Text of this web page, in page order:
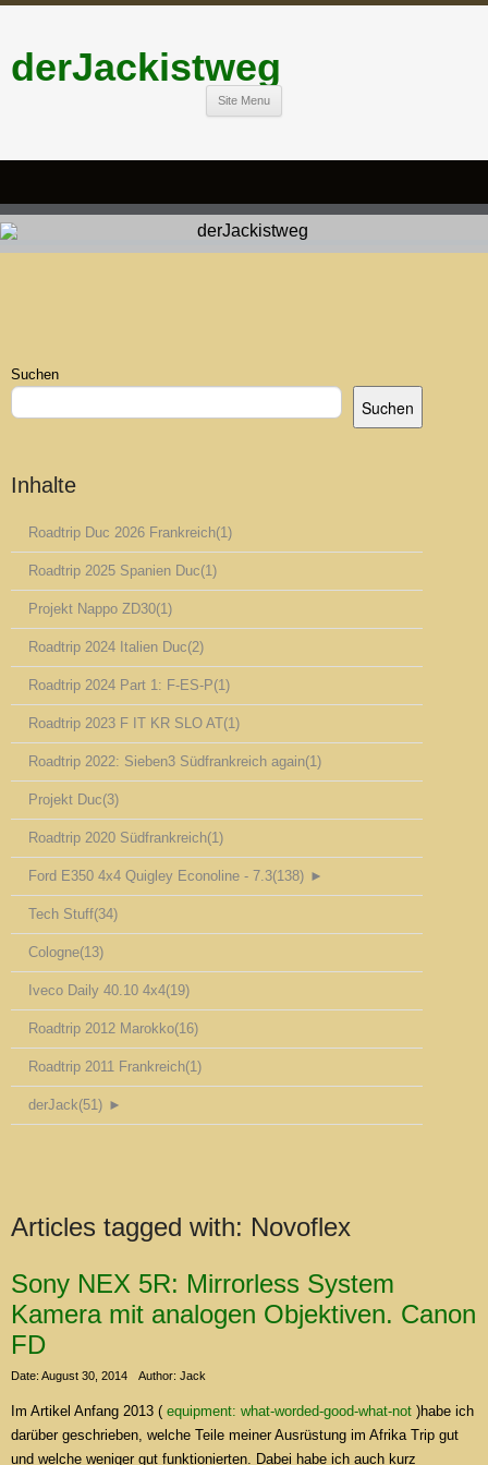
derJackistweg
Site Menu
Suchen
Suchen
Inhalte
Roadtrip Duc 2026 Frankreich(1)
Roadtrip 2025 Spanien Duc(1)
Projekt Nappo ZD30(1)
Roadtrip 2024 Italien Duc(2)
Roadtrip 2024 Part 1: F-ES-P(1)
Roadtrip 2023 F IT KR SLO AT(1)
Roadtrip 2022: Sieben3 Südfrankreich again(1)
Projekt Duc(3)
Roadtrip 2020 Südfrankreich(1)
Ford E350 4x4 Quigley Econoline - 7.3(138) ►
Tech Stuff(34)
Cologne(13)
Iveco Daily 40.10 4x4(19)
Roadtrip 2012 Marokko(16)
Roadtrip 2011 Frankreich(1)
derJack(51) ►
Articles tagged with: Novoflex
Sony NEX 5R: Mirrorless System
Kamera mit analogen Objektiven. Canon
FD
Date: August 30, 2014 Author: Jack
Im Artikel Anfang 2013 ( equipment: what-worded-good-what-not )habe ich
darüber geschrieben, welche Teile meiner Ausrüstung im Afrika Trip gut
und welche weniger gut funktionierten. Dabei habe ich auch kurz